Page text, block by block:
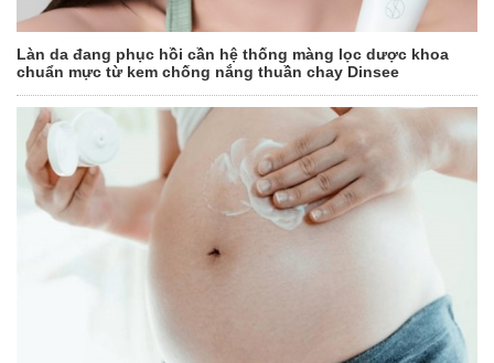
Làn da đang phục hồi cần hệ thống màng lọc dược khoa
chuẩn mực từ kem chống nắng thuần chay Dinsee